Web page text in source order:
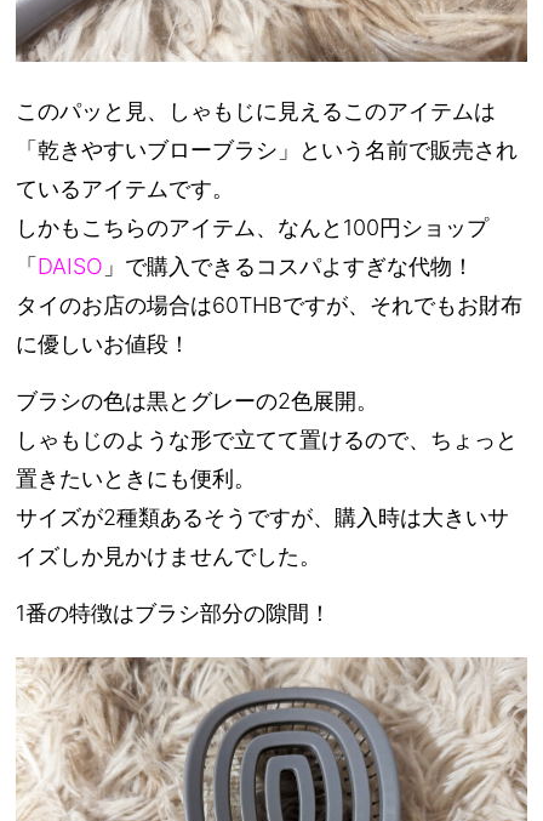
このパッと見、しゃもじに見えるこのアイテムは
「乾きやすいブローブラシ」という名前で販売され
ているアイテムです。
しかもこちらのアイテム、なんと100円ショップ
「 DAISO 」で購入できるコスパよすぎな代物！
タイのお店の場合は60THBですが、それでもお財布
に優しいお値段！
ブラシの色は黒とグレーの2色展開。
しゃもじのような形で立てて置けるので、ちょっと
置きたいときにも便利。
サイズが2種類あるそうですが、購入時は大きいサ
イズしか見かけませんでした。
1番の特徴はブラシ部分の隙間！